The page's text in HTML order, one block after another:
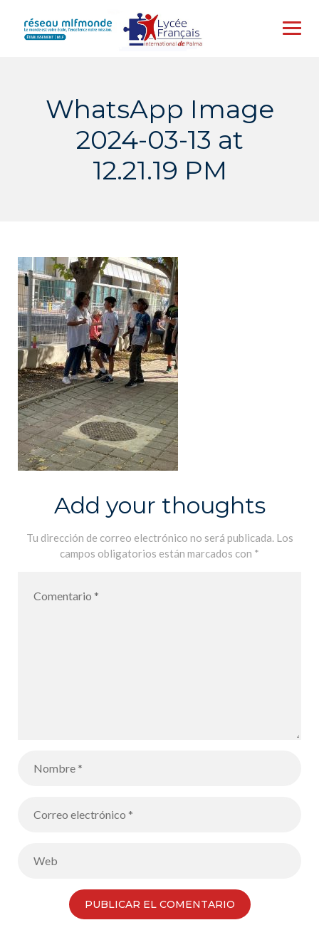
content
WhatsApp Image
2024-03-13 at
12.21.19 PM
Add your thoughts
Tu dirección de correo electrónico no será publicada. Los
campos obligatorios están marcados con *